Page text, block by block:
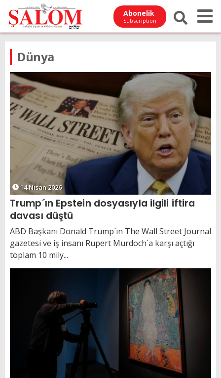
Abonelik
Subscription
Dünya
14 Nisan 2026
Trump´ın Epstein dosyasıyla ilgili iftira
davası düştü
ABD Başkanı Donald Trump´ın The Wall Street Journal
gazetesi ve iş insanı Rupert Murdoch´a karşı açtığı
toplam 10 mily...